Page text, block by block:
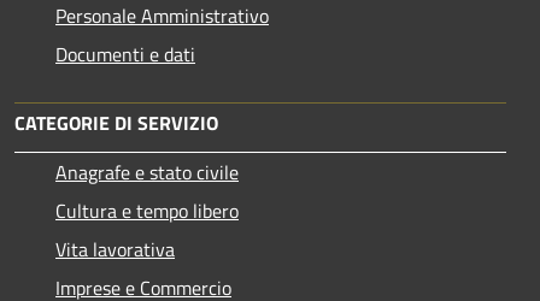
Personale Amministrativo
Documenti e dati
CATEGORIE DI SERVIZIO
Anagrafe e stato civile
Cultura e tempo libero
Vita lavorativa
Imprese e Commercio